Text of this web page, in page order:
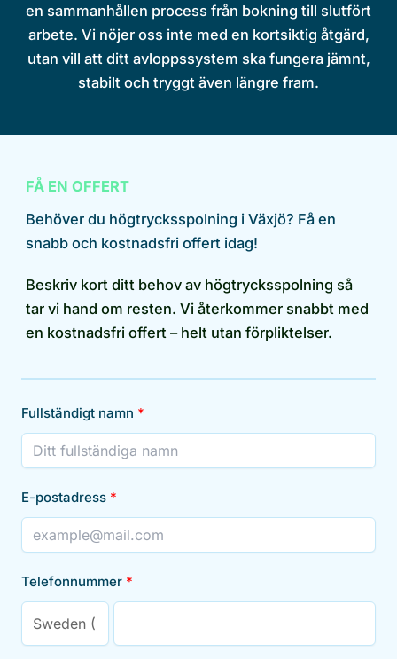
en sammanhållen process från bokning till slutfört
arbete. Vi nöjer oss inte med en kortsiktig åtgärd,
utan vill att ditt avloppssystem ska fungera jämnt,
stabilt och tryggt även längre fram.
FÅ EN OFFERT
Behöver du högtrycksspolning i Växjö? Få en
snabb och kostnadsfri offert idag!
Beskriv kort ditt behov av högtrycksspolning så
tar vi hand om resten. Vi återkommer snabbt med
en kostnadsfri offert – helt utan förpliktelser.
Fullständigt namn
E-postadress
Telefonnummer